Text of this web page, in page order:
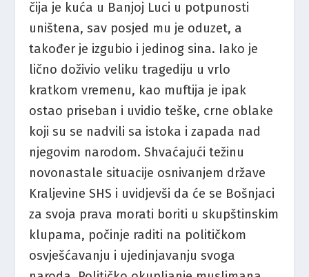
čija je kuća u Banjoj Luci u potpunosti
uništena, sav posjed mu je oduzet, a
također je izgubio i jedinog sina. Iako je
lično doživio veliku tragediju u vrlo
kratkom vremenu, kao muftija je ipak
ostao priseban i uvidio teške, crne oblake
koji su se nadvili sa istoka i zapada nad
njegovim narodom. Shvaćajući težinu
novonastale situacije osnivanjem države
Kraljevine SHS i uvidjevši da će se Bošnjaci
za svoja prava morati boriti u skupštinskim
klupama, počinje raditi na političkom
osvješćavanju i ujedinjavanju svoga